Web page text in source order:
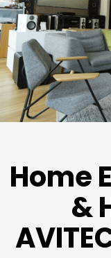
Home
&